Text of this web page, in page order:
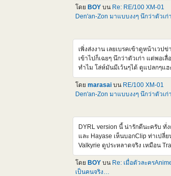
ตัวของหัวหน้า ที่ตัวสีม่วง/สีเข้ม
ขับ X2 ขับก่อนจะมาเปลี่ยนเปน X2
โดย BOY บน Re: RE/100 XM-01
Den'an-Zon มาแบบงงๆ นึกว่าตัวเก่า
เพิ่งส่งงาน เลยเบรคเข้าดูหน้าเวป
เข้าไปก็เฉยๆ นึกว่าตัวเก่า แต่พอเลื่
ทำไม โล่ห์มันมีเว้นๆได้ ดูแปลกๆแฮ
มาดูรายละเอียด ปรากฏว่า หัวโล้น
ข้าง โล่ห์แยกสี่ส่วน นี่มันเป็นลูกจ๊อก
ออกก่อนหน้านี้นิ ไม่ใช่ตัวแรกจริงๆ
href="https://pic.in.th/image/
src="https://img1.pic.in.th/images/
alt="DEn1" border="0"></a> <a
href="https://pic.in.th/image/
<img src="https://img2.pic.in.th/
alt="DEn2" border="0"></a> <a
href="https://pic.in.th/image/
โดย marasai บน RE/100 XM-01
Den'an-Zon มาแบบงงๆ นึกว่าตัวเก่า
DYRL version นี้ น่ารักดีนะครับ ทั่
และ Hayase เห็นบอกClip ท่าเปลี่ย
Valkyrie ดูประหลาดจริง เหมือน
โดย BOY บน Re: เมื่อตัวละคร
เป็นคนจริง…